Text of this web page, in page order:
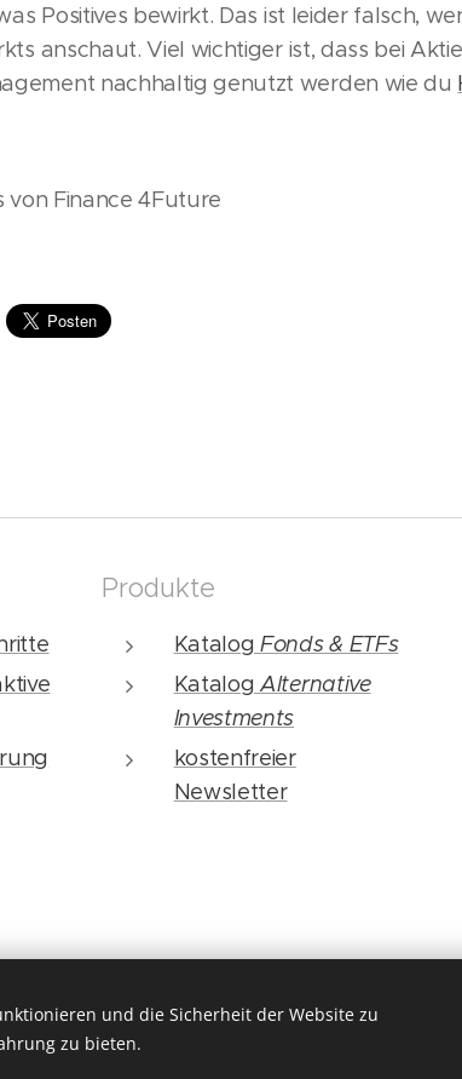
Positives bewirkt. Das ist leider falsch,
anschaut. Viel wichtiger ist, dass bei
nachhaltig genutzt werden wie du
von Finance 4Future
Produkte
KatalogFonds & ETFs
KatalogAlternative
Investments
kostenfreier
Newsletter
und die Sicherheit der Website zu
zu bieten.